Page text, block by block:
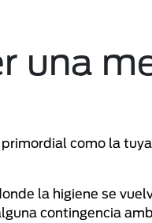
una
como la
la higiene se
contingencia